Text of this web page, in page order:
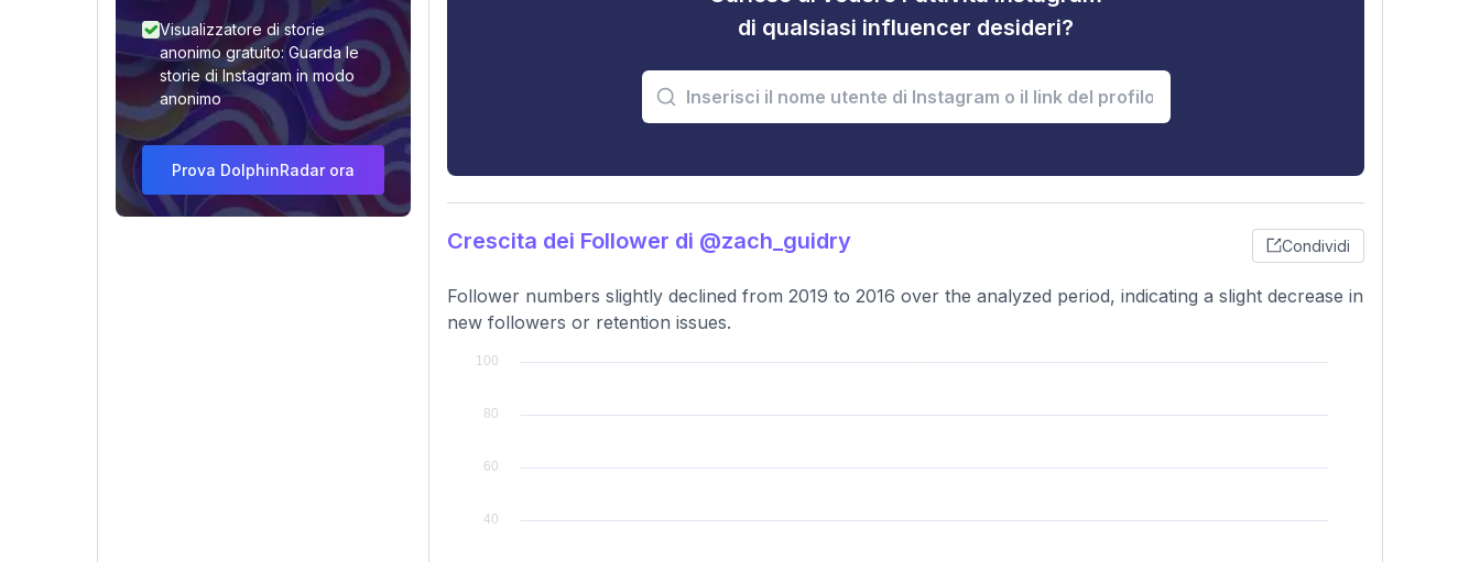
Visualizzatore di storie
anonimo gratuito: Guarda le
storie di Instagram in modo
anonimo
Prova DolphinRadar ora
di qualsiasi influencer desideri?
Crescita dei Follower di @zach_guidry Condividi
Follower numbers slightly declined from 2019 to 2016 over the analyzed period, indicating a slight decrease in
new followers or retention issues.